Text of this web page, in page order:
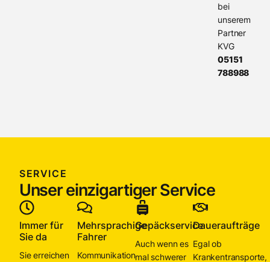
bei
unserem
Partner
KVG
05151
788988
SERVICE
Unser einzigartiger Service
Immer für
Sie da
Sie erreichen
Mehrsprachige
Fahrer
Kommunikation
Gepäckservice
Auch wenn es
mal schwerer
Daueraufträge
Egal ob
Krankentransporte,